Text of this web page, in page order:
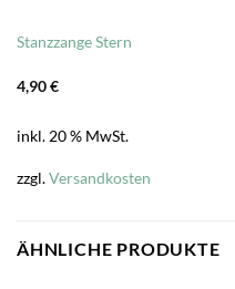
Stanzzange Stern
4,90€
inkl. 20 % MwSt.
zzgl.Versandkosten
ÄHNLICHE PRODUKTE